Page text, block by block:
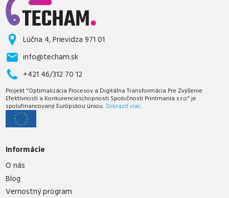
Lúčna 4, Prievidza 971 01
info@techam.sk
+421 46/312 70 12
Projekt "Optimalizácia Procesov a Digitálna Transformácia Pre Zvýšenie
Efektívnosti a Konkurencieschopnosti Spoločnosti Printmania s.r.o" je
spolufinancovaný Európskou úniou. Zobraziť viac.
Informácie
O nás
Blog
Vernostný program